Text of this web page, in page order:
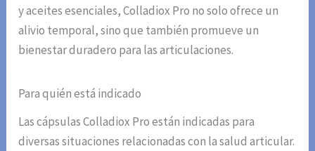
y aceites esenciales, Colladiox Pro no solo ofrece un
alivio temporal, sino que también promueve un
bienestar duradero para las articulaciones.
Para quién está indicado
Las cápsulas Colladiox Pro están indicadas para
diversas situaciones relacionadas con la salud articular.